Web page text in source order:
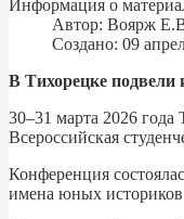
Информация о
Автор: Воярж
Создано: 09
В Тихорецке подвели
30–31 марта 2026
Всероссийская
Конференция
имена юных историков